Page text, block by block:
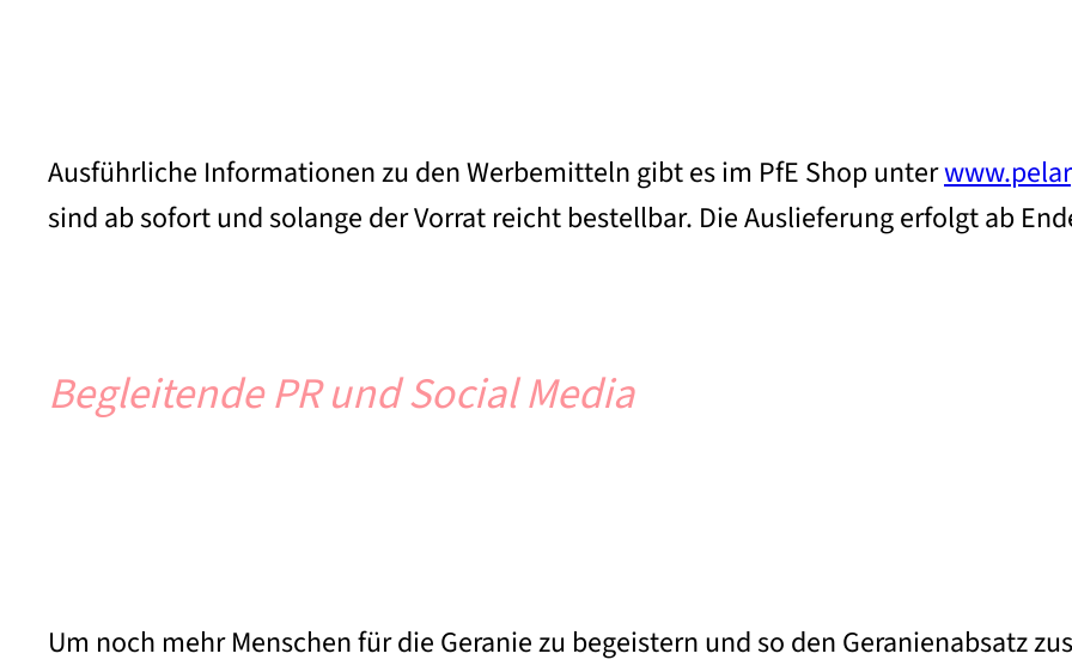
Ausführliche Informationen zu den Werbemitteln gibt es im PfE Shop unter
sind ab sofort und solange der Vorrat reicht bestellbar. Die Auslieferung erfolgt ab
Begleitende PR und Social Media
Um noch mehr Menschen für die Geranie zu begeistern und so den Geranienabsatz